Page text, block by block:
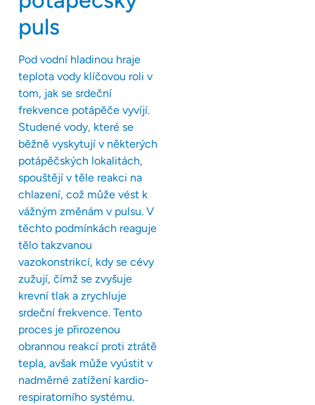
puls
Pod vodní hladinou hraje
teplota vody klíčovou roli v
tom, jak se srdeční
frekvence potápěče vyvíjí.
Studené vody, které se
běžně vyskytují v některých
potápěčských lokalitách,
spouštějí v těle reakci na
chlazení, což může vést k
vážným změnám v pulsu. V
těchto podmínkách reaguje
tělo takzvanou
vazokonstrikcí, kdy se cévy
zužují, čímž se zvyšuje
krevní tlak a zrychluje
srdeční frekvence. Tento
proces je přirozenou
obrannou reakcí proti ztrátě
tepla, avšak může vyústit v
nadměrné zatížení kardio-
respiratorního systému.